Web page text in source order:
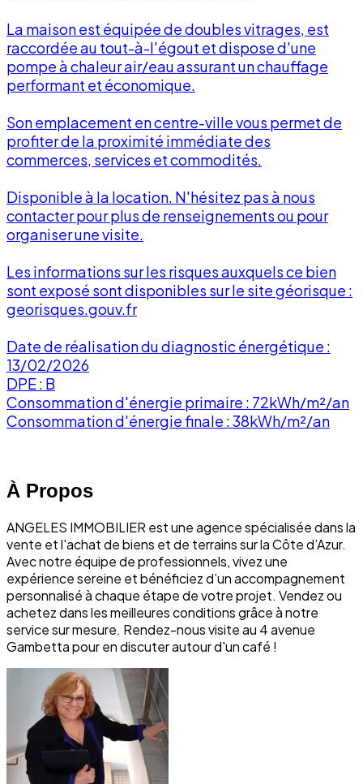
La maison est équipée de doubles vitrages, est
raccordée au tout-à-l'égout et dispose d'une
pompe à chaleur air/eau assurant un chauffage
performant et économique.
Son emplacement en centre-ville vous permet de
profiter de la proximité immédiate des
commerces, services et commodités.
Disponible à la location. N'hésitez pas à nous
contacter pour plus de renseignements ou pour
organiser une visite.
Les informations sur les risques auxquels ce bien
sont exposé sont disponibles sur le site géorisque :
georisques.gouv.fr
Date de réalisation du diagnostic énergétique :
13/02/2026
DPE : B
Consommation d'énergie primaire : 72kWh/m²/an
Consommation d'énergie finale : 38kWh/m²/an
À Propos
ANGELES IMMOBILIER est une agence spécialisée dans la
vente et l'achat de biens et de terrains sur la Côte d’Azur.
Avec notre équipe de professionnels, vivez une
expérience sereine et bénéficiez d’un accompagnement
personnalisé à chaque étape de votre projet. Vendez ou
achetez dans les meilleures conditions grâce à notre
service sur mesure. Rendez-nous visite au 4 avenue
Gambetta pour en discuter autour d'un café !